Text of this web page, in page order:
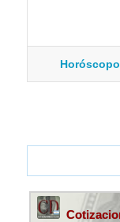
Horóscopo